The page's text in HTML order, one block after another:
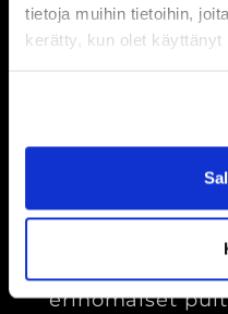
tietoja muihin tietoihin,
kerätty, kun olet käyttänyt
fyysisen
ilmapiiri ja fiilis
Joensuun
erinomaiset